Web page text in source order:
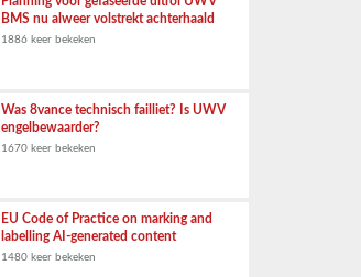
BMS nu alweer volstrekt achterhaald
1886 keer bekeken
Was 8vance technisch failliet? Is UWV
engelbewaarder?
1670 keer bekeken
EU Code of Practice on marking and
labelling AI-generated content
1480 keer bekeken